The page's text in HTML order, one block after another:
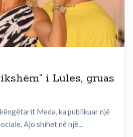
i Lules, gruas
Meda, ka publikuar një
Ajo shihet në një...